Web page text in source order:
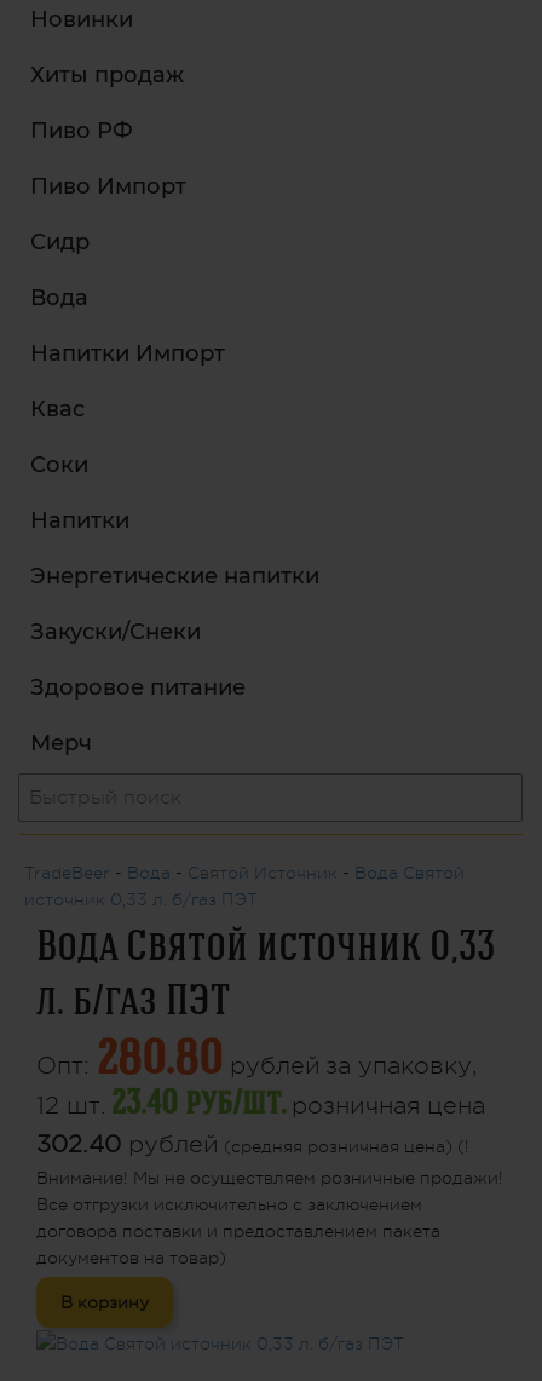
Новинки
Хиты продаж
Пиво РФ
Пиво Импорт
Сидр
Вода
Напитки Импорт
Квас
Соки
Напитки
Энергетические напитки
Закуски/Снеки
Здоровое питание
Мерч
TradeBeer - Вода - Святой Источник - Вода Святой
источник 0,33 л. б/газ ПЭТ
Вода Святой источник 0,33
л. б/газ ПЭТ
Опт: 280.80 рублей за упаковку,
12 шт. 23.40 руб/шт. розничная цена
302.40 рублей (средняя розничная цена) (!
Внимание! Мы не осуществляем розничные продажи!
Все отгрузки исключительно с заключением
договора поставки и предоставлением пакета
документов на товар)
В корзину